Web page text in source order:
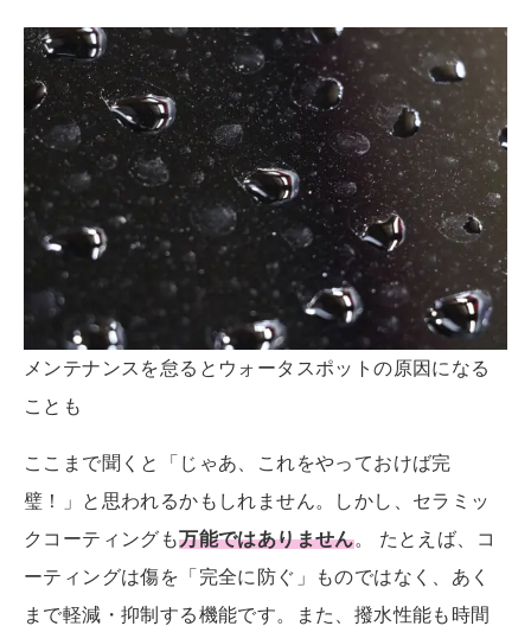
メンテナンスを怠るとウォータスポットの原因になる
ことも
ここまで聞くと「じゃあ、これをやっておけば完
璧！」と思われるかもしれません。しかし、セラミッ
クコーティングも万能ではありません。 たとえば、コ
ーティングは傷を「完全に防ぐ」ものではなく、あく
まで軽減・抑制する機能です。また、撥水性能も時間